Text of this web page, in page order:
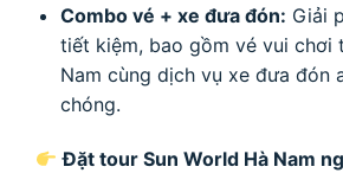
Combo vé + xe đưa đón: Giải
tiết kiệm, bao gồm vé vui chơi
Nam cùng dịch vụ xe đưa đón
chóng.
Đặt tour Sun World Hà Nam